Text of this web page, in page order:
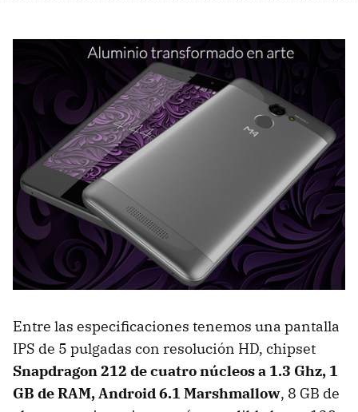
Entre las especificaciones tenemos una pantalla
IPS de 5 pulgadas con resolución HD, chipset
Snapdragon 212 de cuatro núcleos a 1.3 Ghz, 1
GB de RAM, Android 6.1 Marshmallow, 8 GB de